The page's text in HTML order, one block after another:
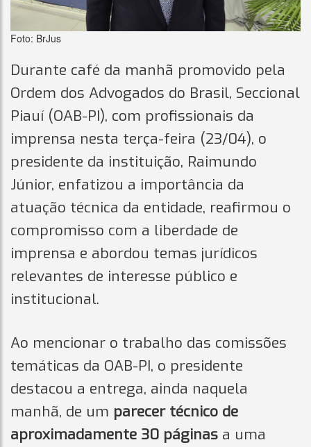
Foto: BrJus
Durante café da manhã promovido pela
Ordem dos Advogados do Brasil, Seccional
Piauí (OAB-PI), com profissionais da
imprensa nesta terça-feira (23/04), o
presidente da instituição, Raimundo
Júnior, enfatizou a importância da
atuação técnica da entidade, reafirmou o
compromisso com a liberdade de
imprensa e abordou temas jurídicos
relevantes de interesse público e
institucional.
Ao mencionar o trabalho das comissões
temáticas da OAB-PI, o presidente
destacou a entrega, ainda naquela
manhã, de um parecer técnico de
aproximadamente 30 páginas a uma